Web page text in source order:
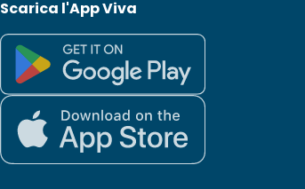
Scarica l'App Viva